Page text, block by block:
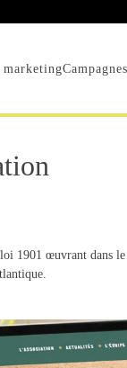
marketing
1901 œuvrant dans